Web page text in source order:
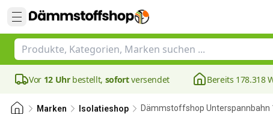
Vor 12 Uhrbestellt, sofortversendet Bereits 178.318
Marken Isolatieshop Dämmstoffshop Unterspannbahn